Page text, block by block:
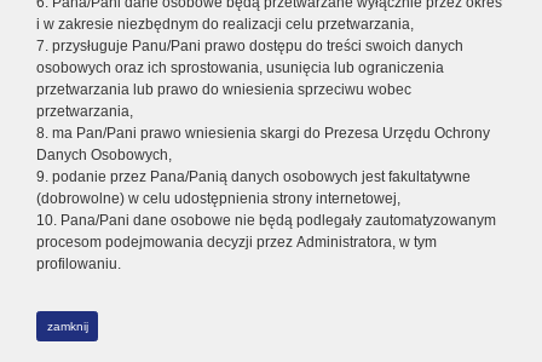
i w zakresie niezbędnym do realizacji celu przetwarzania,
7. przysługuje Panu/Pani prawo dostępu do treści swoich danych
osobowych oraz ich sprostowania, usunięcia lub ograniczenia
przetwarzania lub prawo do wniesienia sprzeciwu wobec
przetwarzania,
8. ma Pan/Pani prawo wniesienia skargi do Prezesa Urzędu Ochrony
Danych Osobowych,
9. podanie przez Pana/Panią danych osobowych jest fakultatywne
(dobrowolne) w celu udostępnienia strony internetowej,
10. Pana/Pani dane osobowe nie będą podlegały zautomatyzowanym
procesom podejmowania decyzji przez Administratora, w tym
profilowaniu.
zamknij